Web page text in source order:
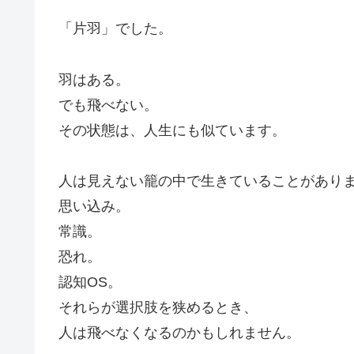
「片羽」でした。
羽はある。
でも飛べない。
その状態は、人生にも似ています。
人は見えない籠の中で生きていることがあり
思い込み。
常識。
恐れ。
認知OS。
それらが選択肢を狭めるとき、
人は飛べなくなるのかもしれません。